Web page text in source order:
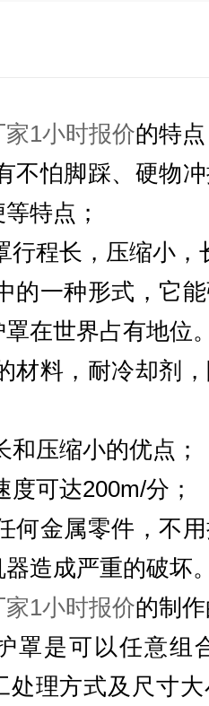
1小时报价的特
不怕脚踩、硬物
特点；
程长，压缩小，
的一种形式，它
在世界占有地位
材料，耐冷却剂
压缩小的优点；
可达200m/分；
何金属零件，不
造成严重的破坏
1小时报价的制
罩是可以任意组
处理方式及尺寸